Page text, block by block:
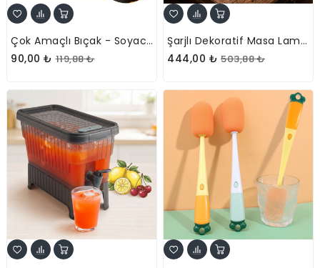
Çok Amaçlı Bıçak - Soyacak - Jülyen Doğrama - Açacak Fonksiyonlu
90,00 ₺ 119,88 ₺
Şarjlı Dekoratif Masa Lambası - Kademesiz Dimmer - Type-C Bağlantılı
444,00 ₺ 503,88 ₺